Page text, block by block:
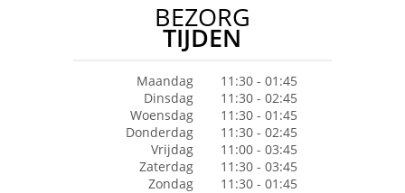
BEZORG
TIJDEN
Maandag
11:30 - 01:45
Dinsdag
11:30 - 02:45
Woensdag
11:30 - 01:45
Donderdag
11:30 - 02:45
Vrijdag
11:00 - 03:45
Zaterdag
11:30 - 03:45
Zondag
11:30 - 01:45